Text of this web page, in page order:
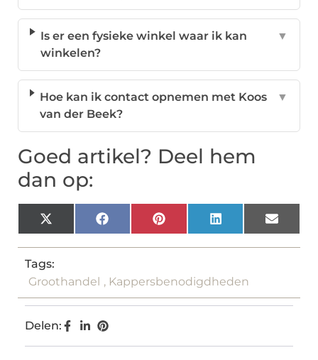
Is er een fysieke winkel waar ik kan
winkelen?
▼
Hoe kan ik contact opnemen met Koos
van der Beek?
▼
Goed artikel? Deel hem
dan op:
X
(Twitter)
FacebookPinterestLinkedIn Email
Tags:
Groothandel , Kappersbenodigdheden
Delen: